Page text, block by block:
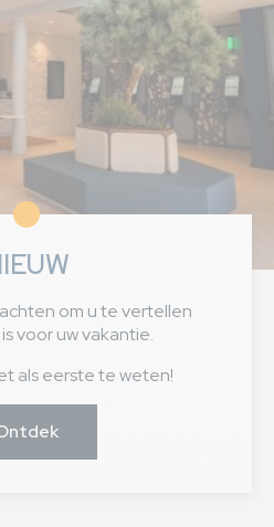
om u te vertellen
voor uw vakantie.
als eerste te weten!